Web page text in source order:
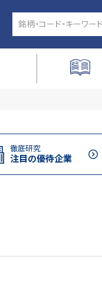
徹底研究
注目の優待企業